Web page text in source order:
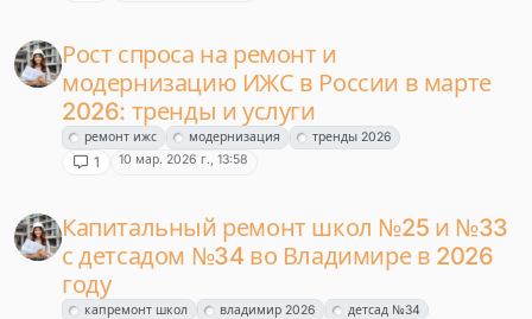
Рост спроса на ремонт и
модернизацию ИЖС в России в марте
2026: тренды и услуги
ремонт ижс модернизация тренды 2026
1 10 мар. 2026 г., 13:58
Капитальный ремонт школ №25 и №33
с детсадом №34 во Владимире в 2026
году
капремонт школ владимир 2026 детсад №34